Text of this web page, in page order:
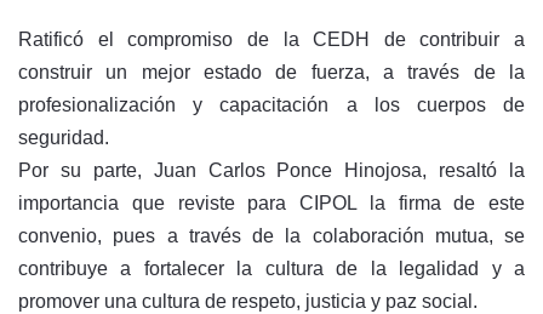
Ratificó el compromiso de la CEDH de contribuir a
construir un mejor estado de fuerza, a través de la
profesionalización y capacitación a los cuerpos de
seguridad.
Por su parte, Juan Carlos Ponce Hinojosa, resaltó la
importancia que reviste para CIPOL la firma de este
convenio, pues a través de la colaboración mutua, se
contribuye a fortalecer la cultura de la legalidad y a
promover una cultura de respeto, justicia y paz social.